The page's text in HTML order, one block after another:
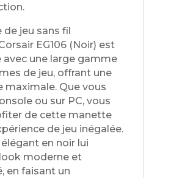
jeu sans fil
EG106 (Noir) est
une large gamme
de jeu, offrant une
maximale. Que vous
ou sur PC, vous
de cette manette
de jeu inégalée.
en noir lui
moderne et
en faisant un